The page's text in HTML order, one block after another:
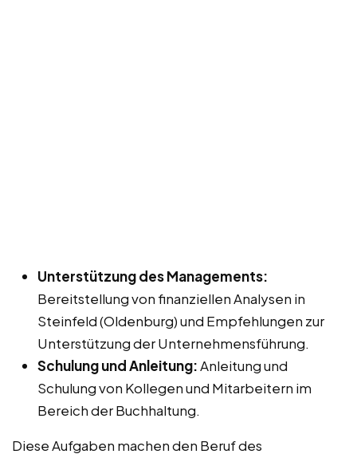
Unterstützung des Managements:
Bereitstellung von finanziellen Analysen in
Steinfeld (Oldenburg) und Empfehlungen zur
Unterstützung der Unternehmensführung.
Schulung und Anleitung:Anleitung und
Schulung von Kollegen und Mitarbeitern im
Bereich der Buchhaltung.
Diese Aufgaben machen den Beruf des